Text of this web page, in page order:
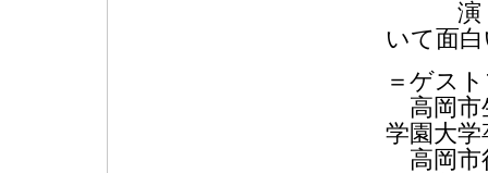
演 題
いて面
＝ゲス
高岡市
学園大学
高岡市